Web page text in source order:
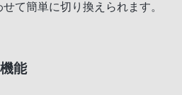
て簡単に切り換えられます。
能